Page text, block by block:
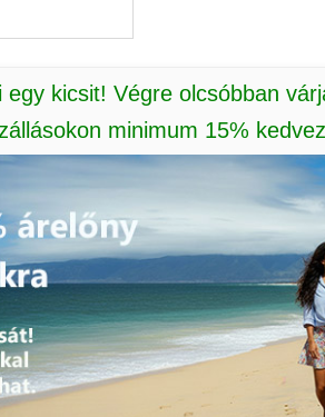
egy kicsit! Végre olcsóbban
minimum 15%